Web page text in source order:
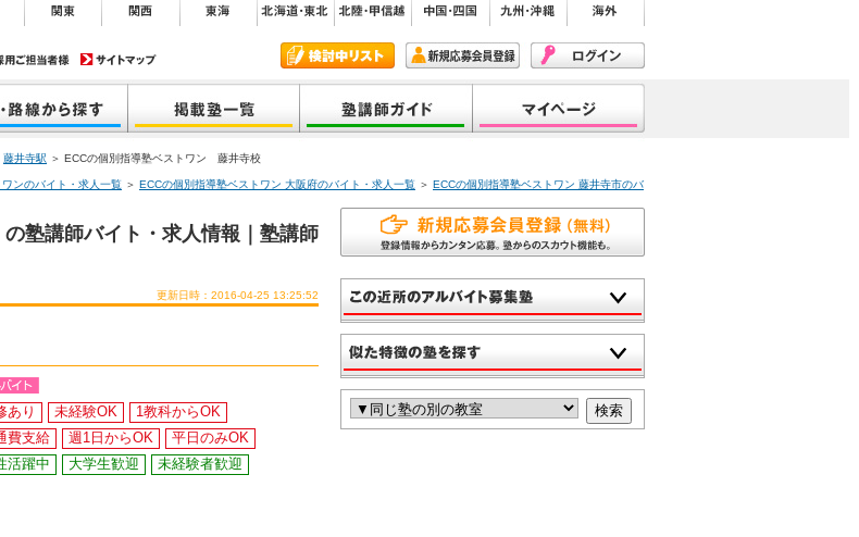
藤井寺駅 ＞ ECCの個別指導塾ベストワン 藤井寺校
ンのバイト・求人一覧 ＞ ECCの個別指導塾ベストワン 大阪府のバイト・求人一覧 ＞ ECCの個別指導塾ベストワン 藤井寺市のバ
塾講師バイト・求人情報｜塾講師
更新日時：2016-04-25 13:25:52
あり 未経験OK
1教科からOK
費支給
週1日からOK
平日のみOK
活躍中
大学生歓迎 未経験者歓迎